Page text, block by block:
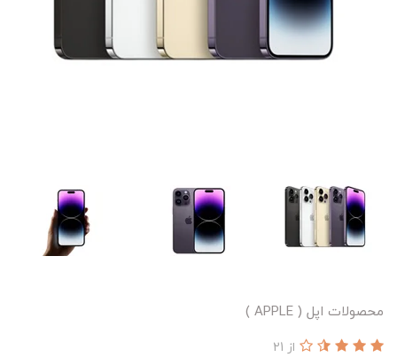
محصولات اپل ( APPLE )
از 21